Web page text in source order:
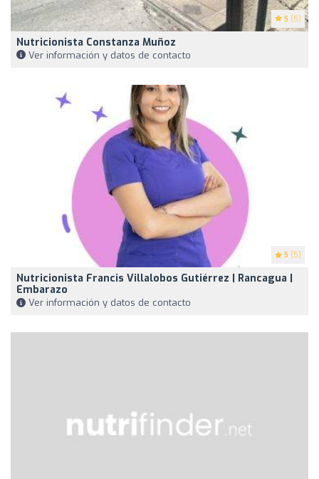
5 (5)
Nutricionista Constanza Muñoz
Ver información y datos de contacto
5 (5)
Nutricionista Francis Villalobos Gutiérrez | Rancagua |
Embarazo
Ver información y datos de contacto